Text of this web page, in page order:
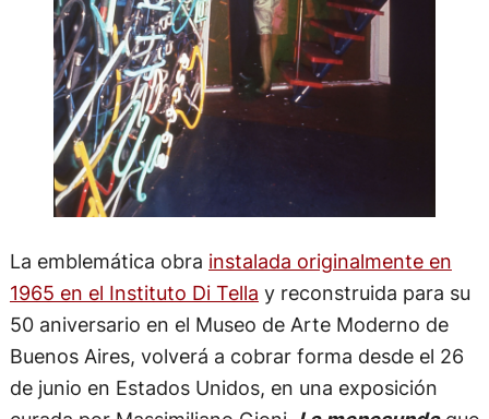
La emblemática obra instalada originalmente en
1965 en el Instituto Di Tella y reconstruida para su
50 aniversario en el Museo de Arte Moderno de
Buenos Aires, volverá a cobrar forma desde el 26
de junio en Estados Unidos, en una exposición